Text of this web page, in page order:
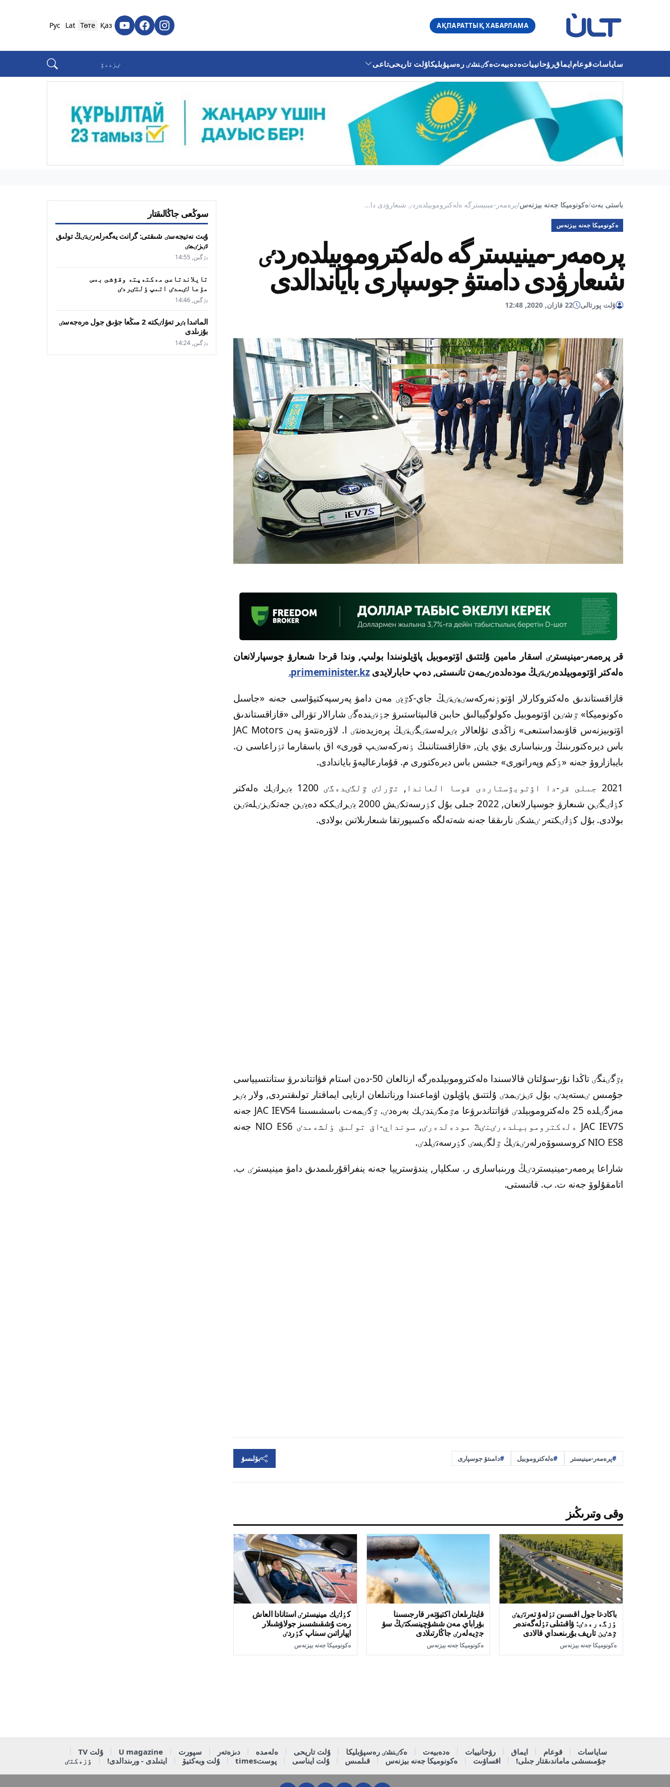
АҚПАРАТТЫҚ ХАБАРЛАМА
Қаз
Төте
Lat
Рус
ساياساتقوعامايماقرۋحانيياتەدەبيەتەكٸنشٸ رەسپۋبليكاۇلت تاريحىتاعى
باستى بەت/ەكونوميكا جەنە بيزنەس/پرەمەر-مينيسترگە ەلەكتروموبيلدەردٸ شىعارۋدى دا...
ەكونوميكا جەنە بيزنەس
پرەمەر-مينيسترگە ەلەكتروموبيلدەردٸ
شىعارۋدى دامىتۋ جوسپارى باياندالدى
ۇلت پورتالى 22 قازان, 2020, 12:48
قر پرەمەر-مينيسترٸ اسقار مامين ۇلتتىق اۆتوموبيل پاۆيلونىندا بولىپ, وندا قر-دا شىعارۋ جوسپارلانعان
ەلەكتر اۆتوموبيلدەرٸنٸڭ مودەلدەرٸمەن تانىستى, دەپ حابارلايدىprimeminister.kz.
قازاقستاندىق ەلەكتروكارلار اۆتوٶنەركەسٸبٸنٸڭ جاي-كٷيٸ مەن دامۋ پەرسپەكتيۆاسى جەنە «جاسىل
ەكونوميكا» ٷشٸن اۆتوموبيل ەكولوگييالىق حابىن قالىپتاستىرۋ جٶنٸندەگٸ شارالار تۋرالى «قازاقستاندىق
اۆتوبيزنەس قاۋىمداستىعى» زاڭدى تۇلعالار بٸرلەستٸگٸنٸڭ پرەزيدەنتٸ ا. لاۆرەنتەۆ پەن JAC Motors
باس ديرەكتورىنىڭ ورىنباسارى يۋي يان, «قازاقستاننىڭ ٶنەركەسٸپ قورى» اق باسقارما تٶراعاسى ن.
بايبازاروۆ جەنە «ٶكم وپەراتورى» جشس باس ديرەكتورى م. قۇمارعاليەۆ باياندادى.
2021 جىلى قر-دا اۆتوبۋستاردى قوسا العاندا, تٷرلٸ ٷلگٸدەگٸ 1200 بٸرلٸك ەلەكتر
كٶلٸگٸن شىعارۋ جوسپارلانعان, 2022 جىلى بۇل كٶرسەتكٸش 2000 بٸرلٸككە دەيٸن جەتكٸزٸلەتٸن
بولادى. بۇل كٶلٸكتەر ٸشكٸ نارىققا جەنە شەتەلگە ەكسپورتقا شىعارىلاتىن بولادى.
بٷگٸنگٸ تاڭدا نۇر-سۇلتان قالاسىندا ەلەكتروموبيلدەرگە ارنالعان 50-دەن استام قۋاتتاندىرۋ ستانتسيياسى
جۇمىس ٸستەيدٸ. بۇل تٸزٸمدٸ ۇلتتىق پاۆيلون اۋماعىندا ورناتىلعان ارنايى ايماقتار تولىقتىردى, ولار بٸر
مەزگٸلدە 25 ەلەكتروموبيلدٸ قۋاتتاندىرۋعا مٷمكٸندٸك بەرەدٸ. ٷكٸمەت باسشىسىنا JAC IEVS4 جەنە
JAC IEV7S ەلەكتروموبيلدەرٸنٸڭ مودەلدەرٸ, سونداي-اق تولىق ٶلشەمدٸ NIO ES6 جەنە
NIO ES8 كروسسوۆەرلەرٸنٸڭ ٷلگٸسٸ كٶرسەتٸلدٸ.
شاراعا پرەمەر-مينيستردٸڭ ورىنباسارى ر. سكليار, يندۋسترييا جەنە ينفراقۇرىلىمدىق دامۋ مينيسترٸ ب.
اتامقۇلوۆ جەنە ت. ب. قاتىستى.
پرەمەر-مينيستر ەلەكتروموبيل دامىتۋ جوسپارى بۆلىسۋ
وقى وتىرىڭىز
باكاد-تا جول اقىسىن تٶلەۋ تەرتٸبٸ
ٶزگەرەدٸ: ۋاقىتىلى تٶلەگەندەر
ٷشٸن تاريف بۇرىنعىداي قالادى
ەكونوميكا جەنە بيزنەس
قايتارىلعان اكتيۆتەر قارجىسىنا
بۋراباي مەن ششۋچينسكتٸڭ سۋ
جٷيەلەرٸ جاڭارتىلادى
ەكونوميكا جەنە بيزنەس
كٶلٸك مينيسترٸ استانادا العاش
رەت ۇشقىشسىز جولاۋشىلار
اپپاراتىن سىناپ كٶردٸ
ەكونوميكا جەنە بيزنەس
سوڭعى جاڭالىقتار
ۇبت نەتيجەسٸ شىقتى: گرانت يەگەرلەرٸنٸڭ تولىق
تٸزٸمٸ
بٷگىن, 14:55
تايلاندتاعى مەكتەپتە وقۋشى بەس
مۇعالٸمدٸ اتىپ ٶلتٸردٸ
بٷگىن, 14:46
الماتىدا بٸر تەۋلٸكتە 2 مىڭعا جۋىق جول ەرەجەسٸ
بۇزىلدى
بٷگىن, 14:24
ساياسات قوعام ايماق رۋحانييات ەدەبيەت ەكٸنشٸ رەسپۋبليكا ۇلت تاريحى ەلەمدە دىزەتەر سپورت U magazine
ۇلت TV
جۇمىسشى ماماندىقتار جىلى!
اقساۋىت ەكونوميكا جەنە بيزنەس قىلمىس ۇلت ايناسى پوستtimes ۇلت وبەكتيۆ ايتىلدى - ورىندالدى! ٶزەكتٸ